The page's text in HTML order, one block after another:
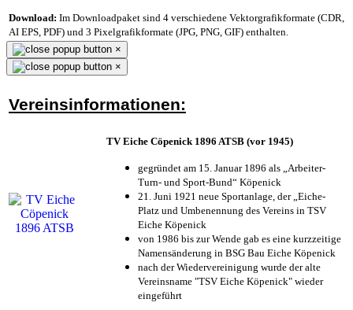
Download: Im Downloadpaket sind 4 verschiedene Vektorgrafikformate (CDR,
AI EPS, PDF) und 3 Pixelgrafikformate (JPG, PNG, GIF) enthalten.
×
×
Vereinsinformationen:
TV Eiche Cöpenick 1896 ATSB (vor 1945)
gegründet am 15. Januar 1896 als „Arbeiter-
Turn- und Sport-Bund“ Köpenick
21. Juni 1921 neue Sportanlage, der „Eiche-
Platz und Umbenennung des Vereins in TSV
Eiche Köpenick
von 1986 bis zur Wende gab es eine kurzzeitige
Namensänderung in BSG Bau Eiche Köpenick
nach der Wiedervereinigung wurde der alte
Vereinsname "TSV Eiche Köpenick" wieder
eingeführt